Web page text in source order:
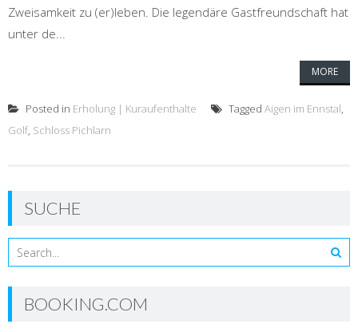
Zweisamkeit zu (er)leben. Die legendäre Gastfreundschaft hat
unter de...
MORE
Posted in Erholung | Kuraufenthalte Tagged Aigen im Ennstal,
Golf, Schloss Pichlarn
SUCHE
BOOKING.COM